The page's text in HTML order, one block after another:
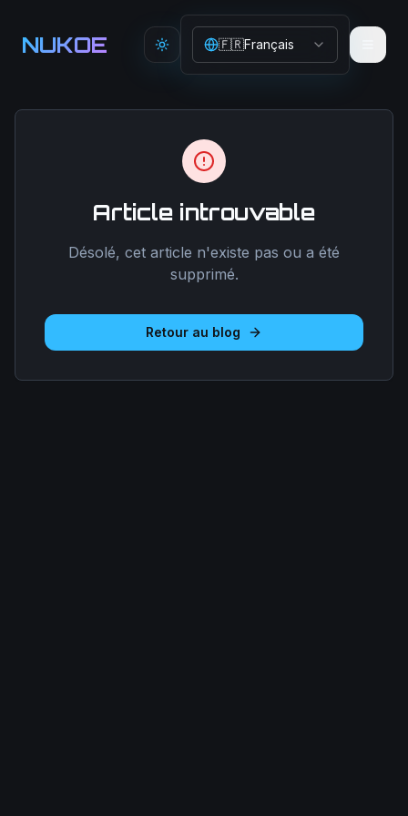
NUKOE Toggle theme
🇫🇷Français
Article introuvable
Désolé, cet article n'existe pas ou a été
supprimé.
Retour au blog